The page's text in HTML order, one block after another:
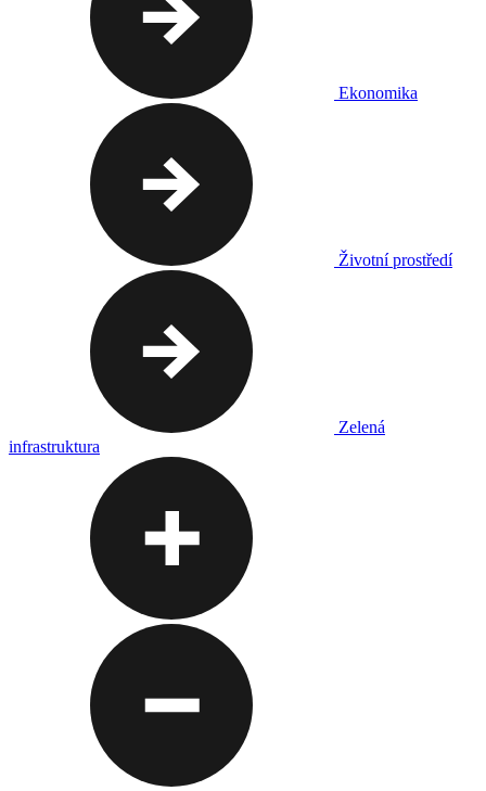
Ekonomika
Životní prostředí
Zelená
infrastruktura